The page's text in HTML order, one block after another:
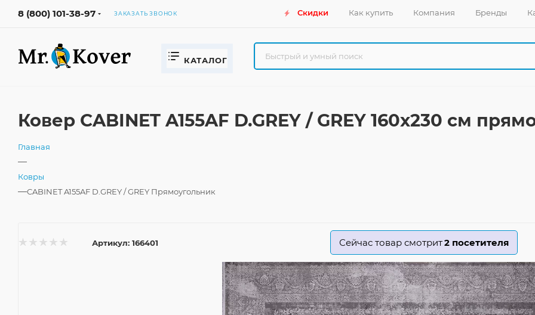
8 (800) 101-38-97 ЗАКАЗАТЬ ЗВОНОК Скидки Как купить Компания Бренды
КАТАЛОГ
Ковер CABINET A155AF D.GREY / GREY 160x230 см
Главная
—
Ковры
—CABINET A155AF D.GREY / GREY Прямоугольник
Артикул: 166401 Сейчас товар смотрит2 посетителя